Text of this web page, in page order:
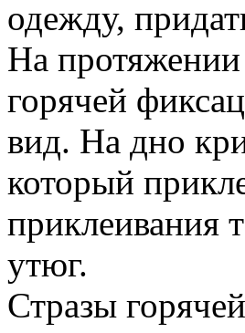
одежду,
На протяжении
горячей
вид. На дно
который
приклеивания
утюг.
Стразы